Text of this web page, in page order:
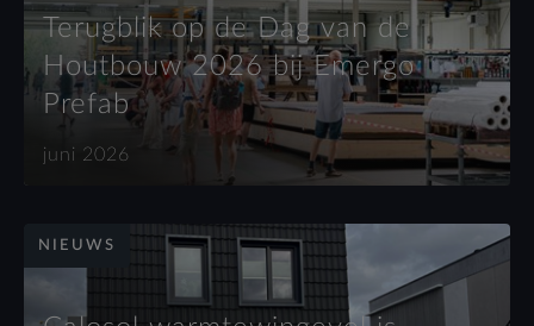
Terugblik op de Dag van de
Houtbouw 2026 bij Emergo
Prefab
juni 2026
NIEUWS